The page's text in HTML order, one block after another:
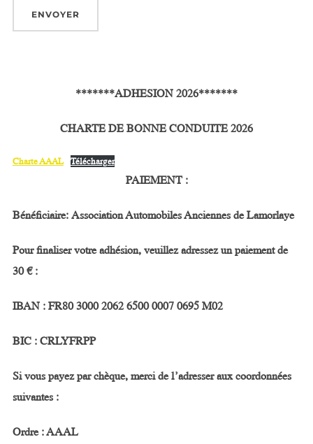
ENVOYER
*******ADHESION 2026*******
CHARTE DE BONNE CONDUITE 2026
Charte AAAL Télécharger
PAIEMENT :
Bénéficiaire: Association Automobiles Anciennes de Lamorlaye
Pour finaliser votre adhésion, veuillez adressez un paiement de
30€:
IBAN : FR80 3000 2062 6500 0007 0695 M02
BIC : CRLYFRPP
Si vous payez par chèque, merci de l’adresser aux coordonnées
suivantes :
Ordre : AAAL